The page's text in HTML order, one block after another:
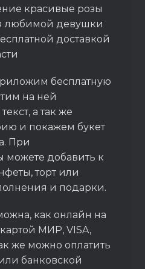
красивые розы
любимой девушки
доставкой
бесплатную
на ней
а так же
и покажем букет
При
можете добавить к
торт или
и подарки.
как онлайн на
МИР, VISA,
же можно оплатить
банковской